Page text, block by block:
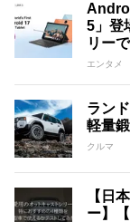
5」登
リー
エンタメ
ラン
軽量
クルマ
【日
ー】